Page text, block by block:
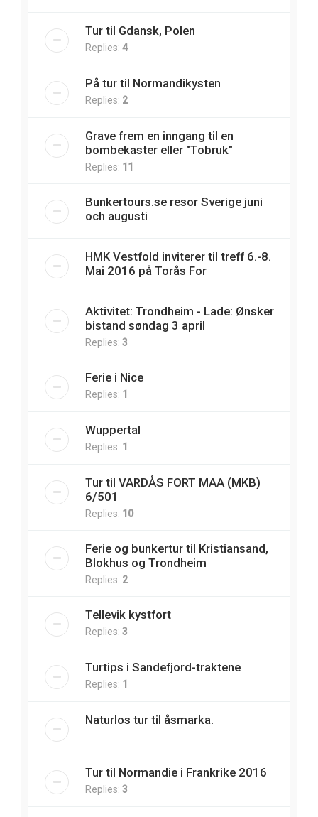
Tur til Gdansk, Polen
Replies: 4
På tur til Normandikysten
Replies: 2
Grave frem en inngang til en
bombekaster eller "Tobruk"
Replies: 11
Bunkertours.se resor Sverige juni
och augusti
HMK Vestfold inviterer til treff 6.-8.
Mai 2016 på Torås For
Aktivitet: Trondheim - Lade: Ønsker
bistand søndag 3 april
Replies: 3
Ferie i Nice
Replies: 1
Wuppertal
Replies: 1
Tur til VARDÅS FORT MAA (MKB)
6/501
Replies: 10
Ferie og bunkertur til Kristiansand,
Blokhus og Trondheim
Replies: 2
Tellevik kystfort
Replies: 3
Turtips i Sandefjord-traktene
Replies: 1
Naturlos tur til åsmarka.
Tur til Normandie i Frankrike 2016
Replies: 3